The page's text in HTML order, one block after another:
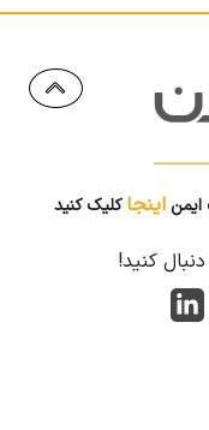
ایمن اینجاکلیک کنید
کنید!